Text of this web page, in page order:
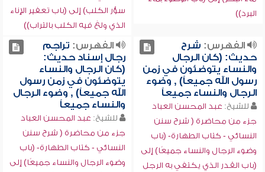
البرد))
سؤر الكلب) إلى (باب تعفير الإناء
الذي ولغ فيه الكلب بالتراب))
الفهرس: شرح
حديث: (كان الرجال
والنساء يتوضئون في زمن
رسول الله جميعاً) , وضوء
الرجال والنساء جميعاً
للشيخ: عبد المحسن العباد
جزء من محاضرة ( شرح سنن
النسائي - كتاب الطهارة- (باب
وضوء الرجال والنساء جميعًا) إلى
(باب القدر الذي يكتفي به الرجل
الفهرس: تراجم
رجال إسناد حديث:
(كان الرجال والنساء
يتوضئون في زمن رسول
الله جميعاً) , وضوء الرجال
والنساء جميعاً
للشيخ: عبد المحسن العباد
جزء من محاضرة ( شرح سنن
النسائي - كتاب الطهارة- (باب
وضوء الرجال والنساء جميعًا) إلى